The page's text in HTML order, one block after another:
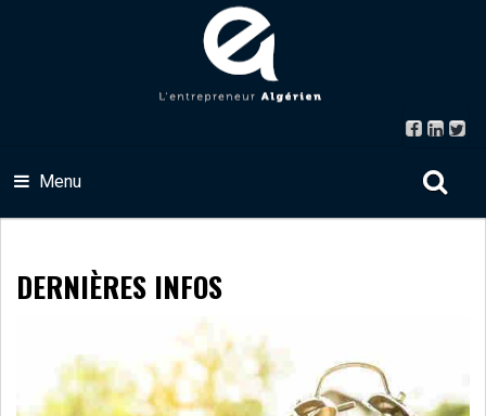
Menu
DERNIÈRES INFOS